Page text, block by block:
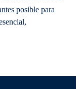
posible para